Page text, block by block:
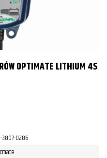
OPTIMATE LITHIUM 4S
3807-0286